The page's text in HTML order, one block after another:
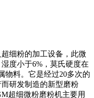
细粉的加工设备，此微
度小于6%，莫氏硬度在
物料。它是经过20多次的
研发制造的新型磨粉
超细微粉磨粉机主要用